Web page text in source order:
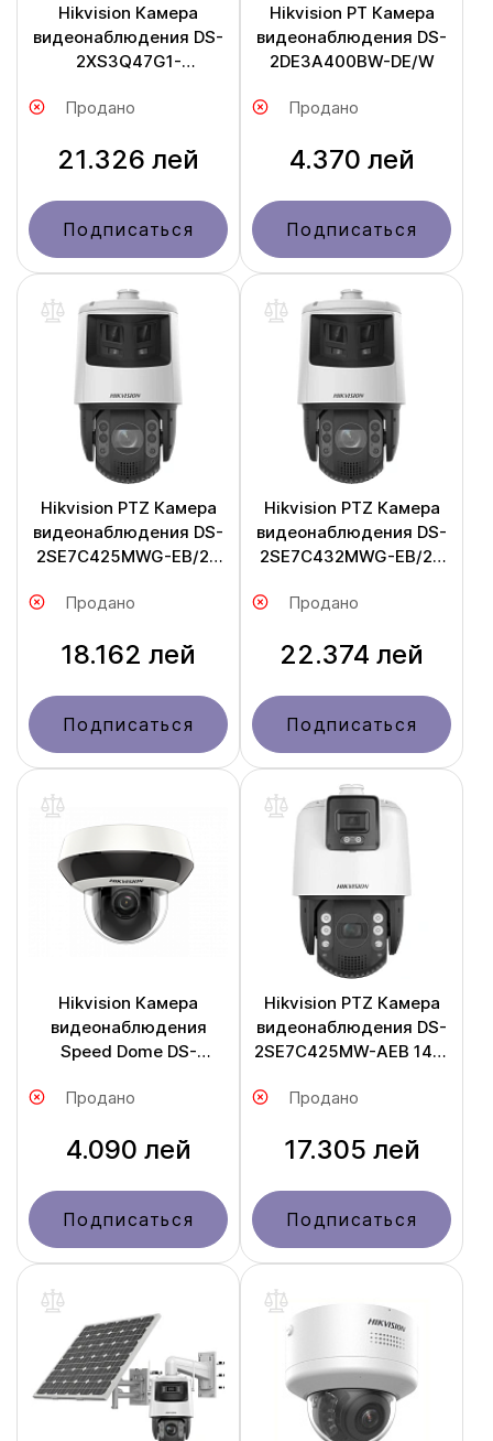
Hikvision Камера
видеонаблюдения DS-
2XS3Q47G1-
Продано
21.326 лей
Подписаться
Hikvision PT Камера
видеонаблюдения DS-
2DE3A400BW-DE/W
Продано
4.370 лей
Подписаться
Hikvision PTZ Камера
видеонаблюдения DS-
2SE7C425MWG-EB/26
Продано
18.162 лей
Подписаться
Hikvision PTZ Камера
видеонаблюдения DS-
2SE7C432MWG-EB/26
Продано
22.374 лей
Подписаться
Hikvision Камера
видеонаблюдения
Speed Dome DS-
Продано
4.090 лей
Подписаться
Hikvision PTZ Камера
видеонаблюдения DS-
2SE7C425MW-AEB 14F1
Продано
17.305 лей
Подписаться